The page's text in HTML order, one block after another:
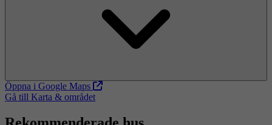
Öppna i Google Maps
Gå till Karta & området